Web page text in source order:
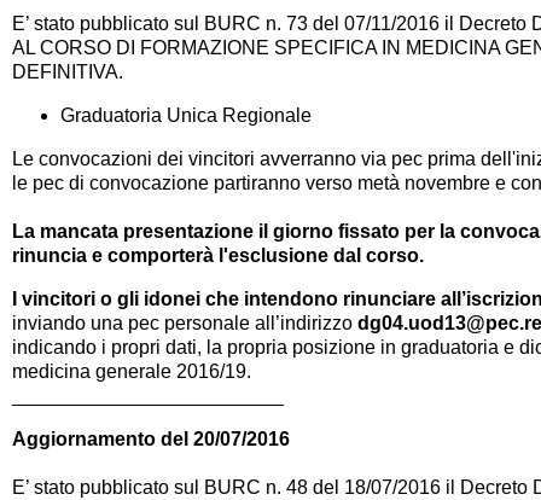
E’ stato pubblicato sul BURC n. 73 del 07/11/2016 il
Decreto
AL CORSO DI FORMAZIONE SPECIFICA IN MEDICINA
DEFINITIVA.
Graduatoria Unica Regionale
Le convocazioni dei vincitori avverranno via pec prima
le pec di convocazione partiranno verso metà novembre e
La mancata presentazione il giorno fissato per la
rinuncia e comporterà l'esclusione dal corso.
I vincitori o gli idonei che intendono rinunciare
inviando una pec personale all’indirizzo
indicando i propri dati, la propria posizione in graduatoria e
medicina generale 2016/19.
Aggiornamento del 20/07/2016
E’ stato pubblicato sul BURC n. 48 del 18/07/2016 il
Decreto